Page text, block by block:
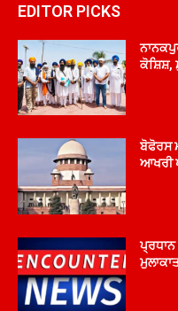
EDITOR PICKS
ਕੋਸ਼ਿਸ਼,
ਬੋਫੋਰਸ
ਆਖਰੀ
ਪ੍ਰਧਾਨ